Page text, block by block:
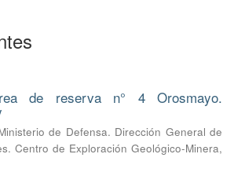
de reserva n° 4 Orosmayo.
de Defensa. Dirección General de
Centro de Exploración Geológico-Minera,